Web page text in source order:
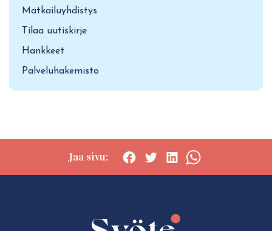
Matkailuyhdistys
Tilaa uutiskirje
Hankkeet
Palveluhakemisto
Jaa sivu: